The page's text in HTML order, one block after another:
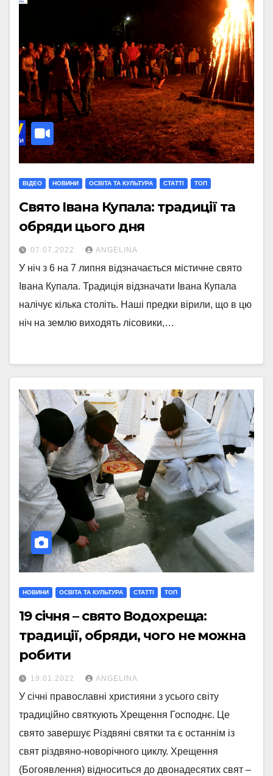
ВІДЕО НОВИНИ ОСВІТА ТА КУЛЬТУРА СТАТТI ТОП
Свято Івана Купала: традиції та
обряди цього дня
07.07.2022 ANGELINA
У ніч з 6 на 7 липня відзначається містичне свято
Івана Купала. Традиція відзначати Івана Купала
налічує кілька століть. Наші предки вірили, що в цю
ніч на землю виходять лісовики,…
НОВИНИ ОСВІТА ТА КУЛЬТУРА СТАТТI ТОП
19 січня – свято Водохреща:
традиції, обряди, чого не можна
робити
19.01.2022 ANGELINA
У січні православні християни з усього світу
традиційно святкують Хрещення Господнє. Це
свято завершує Різдвяні святки та є останнім із
свят різдвяно-новорічного циклу. Хрещення
(Богоявлення) відноситься до двонадесятих свят –